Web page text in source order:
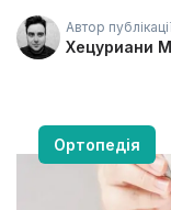
коронку,
Навіщо потрібна
відбувається в
Автор
Хецуриани
Ортопедія